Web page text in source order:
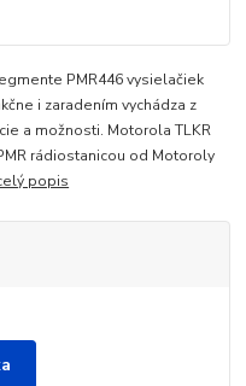
PMR446 vysielačiek
i zaradením vychádza z
a možnosti. Motorola TLKR
rádiostanicou od Motoroly
popis